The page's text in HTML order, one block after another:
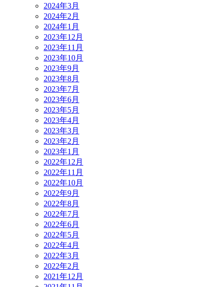
2024年3月
2024年2月
2024年1月
2023年12月
2023年11月
2023年10月
2023年9月
2023年8月
2023年7月
2023年6月
2023年5月
2023年4月
2023年3月
2023年2月
2023年1月
2022年12月
2022年11月
2022年10月
2022年9月
2022年8月
2022年7月
2022年6月
2022年5月
2022年4月
2022年3月
2022年2月
2021年12月